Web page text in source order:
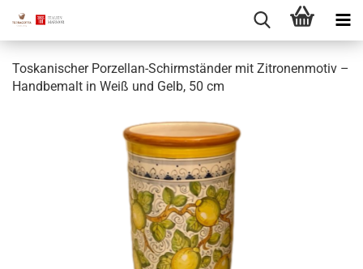
Toskanischer Porzellan-Schirmständer mit Zitronenmotiv –
Handbemalt in Weiß und Gelb, 50 cm